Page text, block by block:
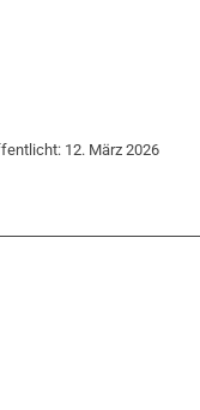
12. März 2026